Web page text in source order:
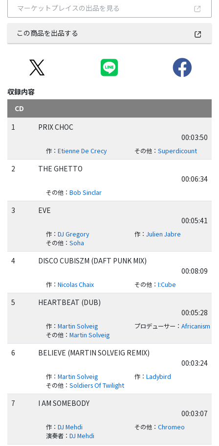
マーケットプレイスの出品を見る
この商品を出品する
収録内容
CD
1
PRIX CHOC
00:03:50
作： Etienne De Crecy その他： Superdicount
2
THE GHETTO
00:06:34
その他： Bob Sinclar
3
EVE
00:05:41
作： DJ Gregory 作： Julien Jabre
その他： Soha
4
DISCO CUBISZM (DAFT PUNK MIX)
00:08:09
作： Nicolas Chaix その他： I:Cube
5
HEARTBEAT (DUB)
00:05:28
作： Martin Solveig プロデューサー ： Africanism
その他： Martin Solveig
6
BELIEVE (MARTIN SOLVEIG REMIX)
00:03:24
作： Martin Solveig 作： Ladybird
その他： Soldiers Of Twilight
7
I AM SOMEBODY
00:03:07
作： DJ Mehdi その他： Chromeo
演奏者： DJ Mehdi